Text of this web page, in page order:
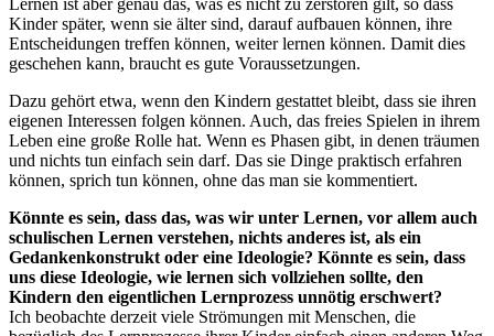
Kinder später, wenn sie älter sind, darauf aufbauen können, ihre
Entscheidungen treffen können, weiter lernen können. Damit dies
geschehen kann, braucht es gute Voraussetzungen.
Dazu gehört etwa, wenn den Kindern gestattet bleibt, dass sie ihren
eigenen Interessen folgen können. Auch, das freies Spielen in ihrem
Leben eine große Rolle hat. Wenn es Phasen gibt, in denen träumen
und nichts tun einfach sein darf. Das sie Dinge praktisch erfahren
können, sprich tun können, ohne das man sie kommentiert.
Könnte es sein, dass das, was wir unter Lernen, vor allem auch
schulischen Lernen verstehen, nichts anderes ist, als ein
Gedankenkonstrukt oder eine Ideologie? Könnte es sein, dass
uns diese Ideologie, wie lernen sich vollziehen sollte, den
Kindern den eigentlichen Lernprozess unnötig erschwert?
Ich beobachte derzeit viele Strömungen mit Menschen, die